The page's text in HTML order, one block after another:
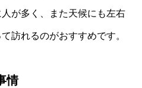
が多く、また天候にも左右
訪れるのがおすすめです。
情